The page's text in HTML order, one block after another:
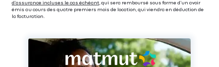
d’assurance incluses le cas échéant, qui sera remboursé sous forme d’un avoir
émis au cours des quatre premiers mois de location, qui viendra en déduction de
la facturation.